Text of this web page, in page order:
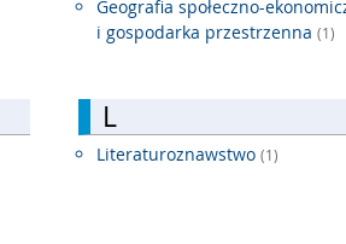
Geografia społeczno-
i gospodarka przestrzenna (1)
L
Literaturoznawstwo (1)